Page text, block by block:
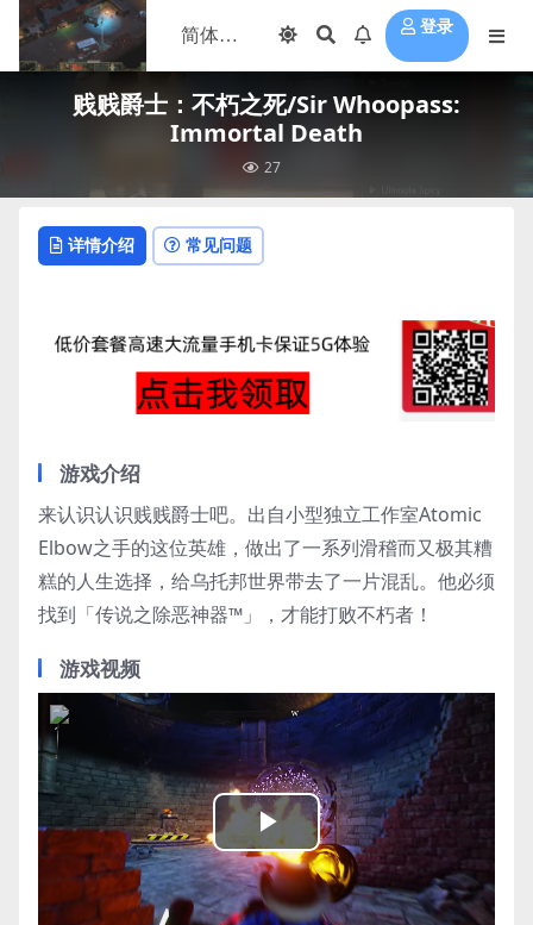
登录
贱贱爵士：不朽之死/Sir Whoopass:
Immortal Death
27
详情介绍 常见问题
游戏介绍
来认识认识贱贱爵士吧。出自小型独立工作室Atomic
Elbow之手的这位英雄，做出了一系列滑稽而又极其糟
糕的人生选择，给乌托邦世界带去了一片混乱。他必须
找到「传说之除恶神器™」，才能打败不朽者！
游戏视频
Play
Video